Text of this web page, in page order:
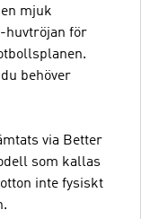
mjuk
huvtröjan för
behöver
via Better
som kallas
inte fysiskt